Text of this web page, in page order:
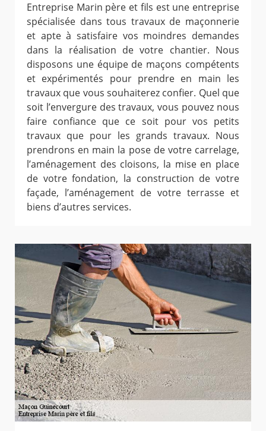
Entreprise Marin père et fils est une entreprise
spécialisée dans tous travaux de maçonnerie
et apte à satisfaire vos moindres demandes
dans la réalisation de votre chantier. Nous
disposons une équipe de maçons compétents
et expérimentés pour prendre en main les
travaux que vous souhaiterez confier. Quel que
soit l’envergure des travaux, vous pouvez nous
faire confiance que ce soit pour vos petits
travaux que pour les grands travaux. Nous
prendrons en main la pose de votre carrelage,
l’aménagement des cloisons, la mise en place
de votre fondation, la construction de votre
façade, l’aménagement de votre terrasse et
biens d’autres services.